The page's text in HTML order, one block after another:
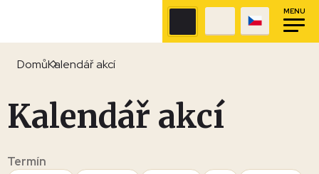
MENU
DomůKalendář akcí
Kalendář akcí
Termín